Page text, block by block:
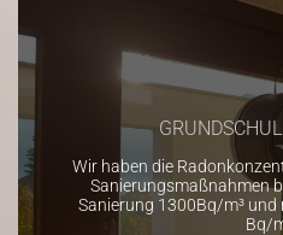
Wir haben die
Sanierungsmaßnahmen
Sanierung 1300Bq/m³ und
Bq/